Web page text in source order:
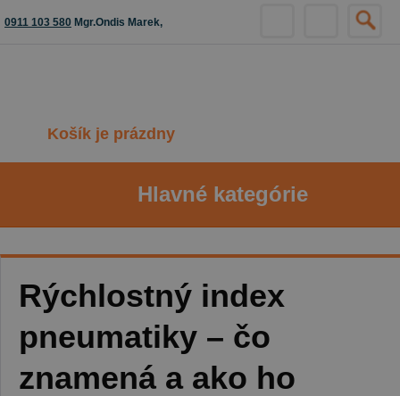
0911 103 580 Mgr.Ondis Marek,
Košík je prázdny
Hlavné kategórie
Rýchlostný index
pneumatiky – čo
znamená a ako ho